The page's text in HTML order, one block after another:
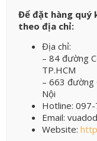
Để đặt hàng quý
theo địa chỉ:
Địa chỉ:
– 84 đường
TP.HCM
– 663 đường
Nội
Hotline:
Email:
Website: